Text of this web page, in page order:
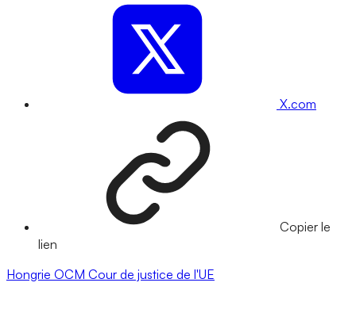
X.com
Copier le
lien
Hongrie OCM Cour de justice de l'UE